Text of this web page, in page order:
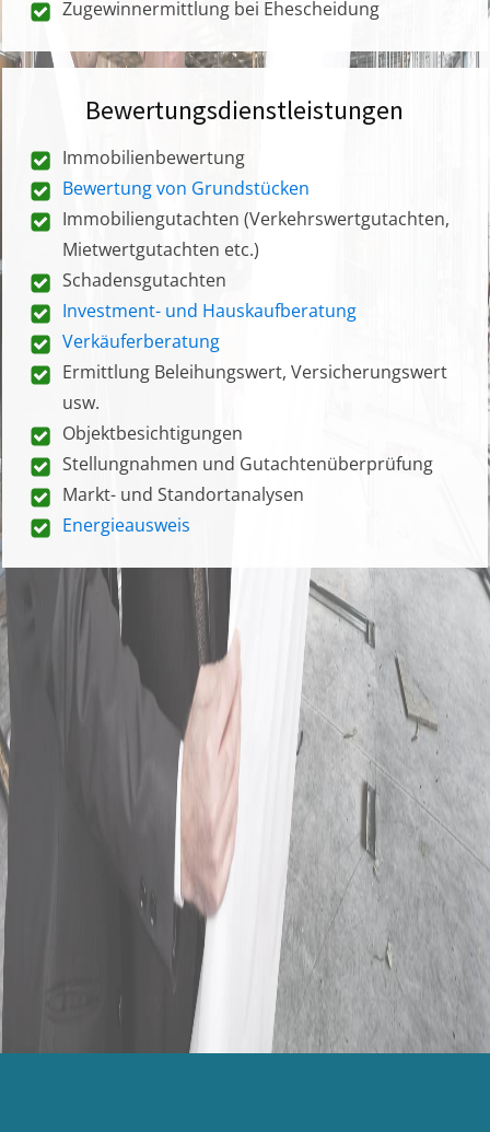
Zugewinnermittlung bei Ehescheidung
Bewertungsdienstleistungen
Immobilienbewertung
Bewertung von Grundstücken
Immobiliengutachten (Verkehrswertgutachten,
Mietwertgutachten etc.)
Schadensgutachten
Investment- und Hauskaufberatung
Verkäuferberatung
Ermittlung Beleihungswert, Versicherungswert
usw.
Objektbesichtigungen
Stellungnahmen und Gutachtenüberprüfung
Markt- und Standortanalysen
Energieausweis